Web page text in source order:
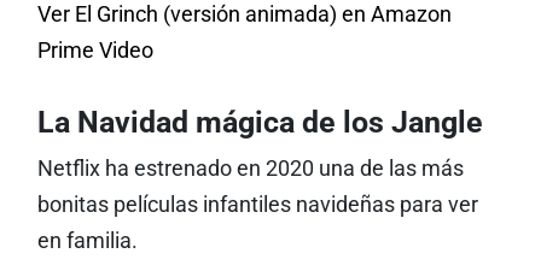
Ver El Grinch (versión animada) en Amazon
Prime Video
La Navidad mágica de los Jangle
Netflix ha estrenado en 2020 una de las más
bonitas películas infantiles navideñas para ver
en familia.